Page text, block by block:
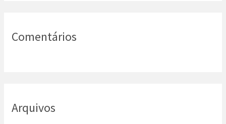
Comentários
Arquivos